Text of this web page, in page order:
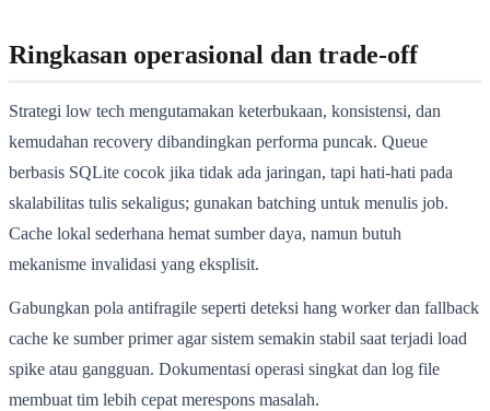
Ringkasan operasional dan trade-off
Strategi low tech mengutamakan keterbukaan, konsistensi, dan
kemudahan recovery dibandingkan performa puncak. Queue
berbasis SQLite cocok jika tidak ada jaringan, tapi hati-hati pada
skalabilitas tulis sekaligus; gunakan batching untuk menulis job.
Cache lokal sederhana hemat sumber daya, namun butuh
mekanisme invalidasi yang eksplisit.
Gabungkan pola antifragile seperti deteksi hang worker dan fallback
cache ke sumber primer agar sistem semakin stabil saat terjadi load
spike atau gangguan. Dokumentasi operasi singkat dan log file
membuat tim lebih cepat merespons masalah.